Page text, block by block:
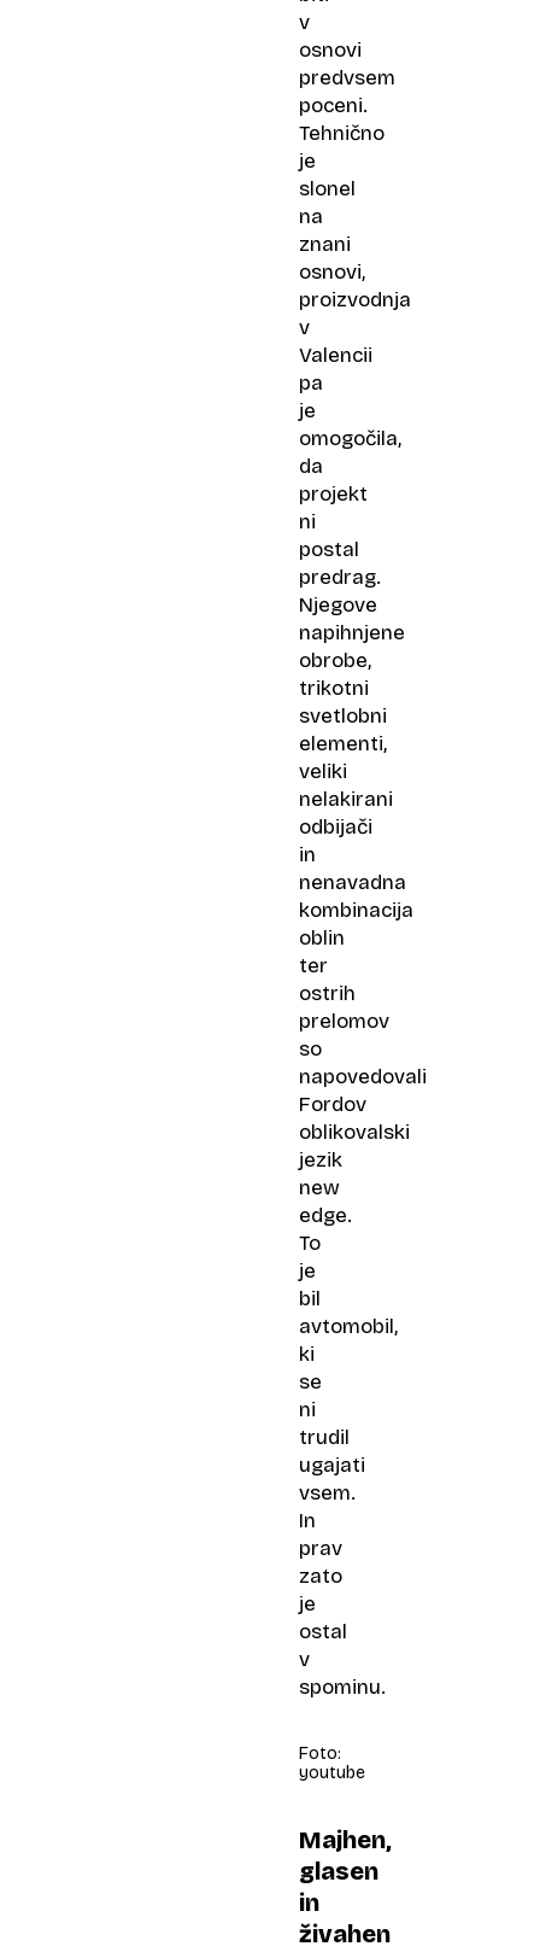
v
osnovi
predvsem
poceni.
Tehnično
je
slonel
na
znani
osnovi,
proizvodnja
v
Valencii
pa
je
omogočila,
da
projekt
ni
postal
predrag.
Njegove
napihnjene
obrobe,
trikotni
svetlobni
elementi,
veliki
nelakirani
odbijači
in
nenavadna
kombinacija
oblin
ter
ostrih
prelomov
so
napovedovali
Fordov
oblikovalski
jezik
new
edge.
To
je
bil
avtomobil,
ki
se
ni
trudil
ugajati
vsem.
In
prav
zato
je
ostal
v
spominu.
Foto:
youtube
Majhen,
glasen
in
živahen